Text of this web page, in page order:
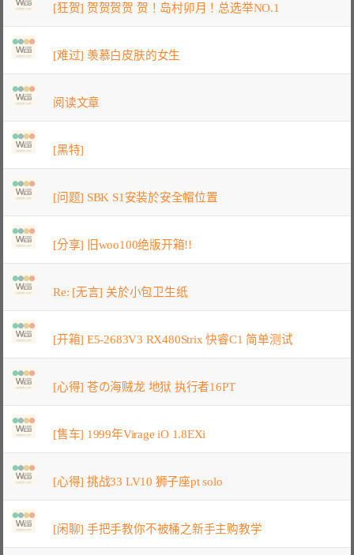
[狂贺] 贺贺贺贺 贺！岛村卯月！总选举NO.1
[难过] 羡慕白皮肤的女生
阅读文章
[黑特]
[问题] SBK S1安装於安全帽位置
[分享] 旧woo100绝版开箱!!
Re: [无言] 关於小包卫生纸
[开箱] E5-2683V3 RX480Strix 快睿C1 简单测试
[心得] 苍の海贼龙 地狱 执行者16PT
[售车] 1999年Virage iO 1.8EXi
[心得] 挑战33 LV10 狮子座pt solo
[闲聊] 手把手教你不被桶之新手主购教学